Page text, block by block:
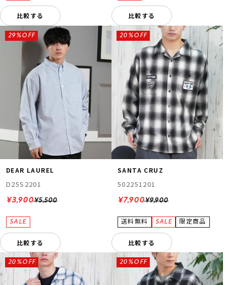
比較する 比較する
DEAR LAUREL
D25S2201
¥5,500
29%OFF
¥3,900
比較する
SANTA CRUZ
502251201
¥9,900
20%OFF
¥7,900
比較する
20%OFF 20%OFF